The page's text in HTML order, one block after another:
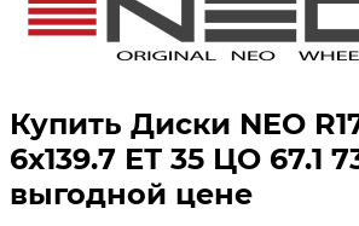
Купить Диски NEO
6x139.7 ЕТ 35 ЦО 67.1
выгодной цене